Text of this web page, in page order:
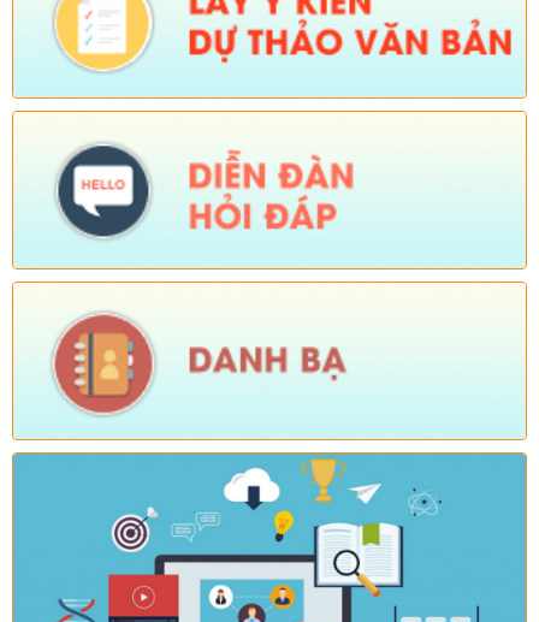
2026, triển khai nhiệm vụ năm học 2026-2027)
Ngày ban hành: (04/08/2026) - Ngày hiệu lực: (24/07/2026)
Số: 1805/KH-UBND
Tên:(KẾ HOẠCH Thực hiện cao điểm tuyên truyền, vận động
điện tử mức độ 2, tích hợp sổ sức khoẻ điện tử, tài khoản an
sinh xã hội trên địa bàn xã Sì Lở Lầu)
Ngày ban hành: (04/08/2026) -Ngày hiệu lực: (03/08/2026)